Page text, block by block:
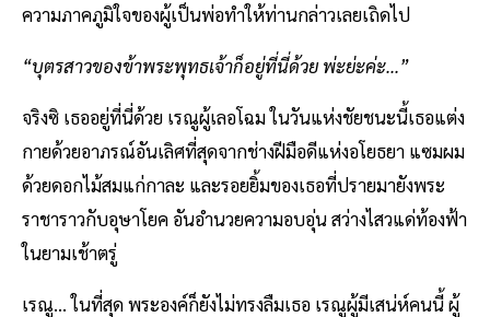
ความภาคภูมิใจของผู้เป็นพ่อทำให้ท่านกล่าวเลยเถิดไป
“บุตรสาวของข้าพระพุทธเจ้าก็อยู่ที่นี่ด้วย พ่ะย่ะค่ะ...”
จริงซิ เธออยู่ที่นี่ด้วย เรณูผู้เลอโฉม ในวันแห่งชัยชนะนี้เธอแต่ง
กายด้วยอาภรณ์อันเลิศที่สุดจากช่างฝีมือดีแห่งอโยธยา แซมผม
ด้วยดอกไม้สมแก่กาละ และรอยยิ้มของเธอที่ปรายมายังพระ
ราชาราวกับอุษาโยค อันอำนวยความอบอุ่น สว่างไสวแด่ท้องฟ้า
ในยามเช้าตรู่
เรณู... ในที่สุด พระองค์ก็ยังไม่ทรงลืมเธอ เรณูผู้มีเสน่ห์คนนี้ ผู้